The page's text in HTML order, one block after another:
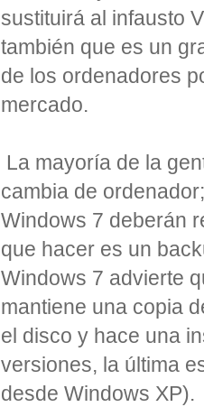
sustituirá al infausto
también que es un
de los ordenadores
mercado.
La mayoría de la
cambia de
Windows 7 deberán
que hacer es un
Windows 7 advierte
mantiene una copia
el disco y hace una
versiones, la última
desde Windows XP).